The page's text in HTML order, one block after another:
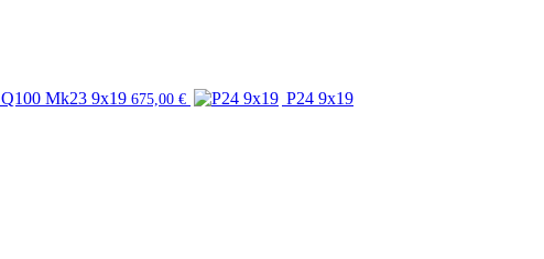
Q100 Mk23 9x19 675,00 €
P24 9x19